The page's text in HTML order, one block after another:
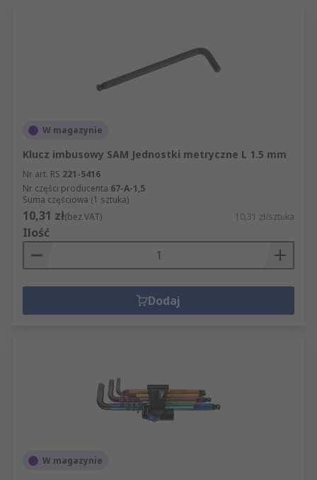
W magazynie
Klucz imbusowy SAM Jednostki metryczne L 1.5 mm
Nr art. RS 221-5416
Nr części producenta 67-A-1,5
Suma częściowa (1 sztuka)
10,31 zł(bez VAT) 10,31 zł/sztuka
Ilość
Dodaj
W magazynie